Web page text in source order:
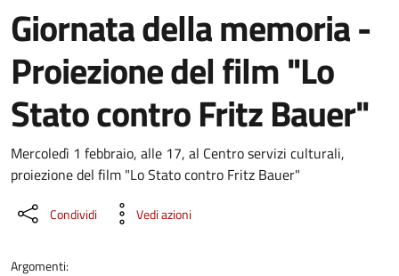
Giornata della memoria -
Proiezione del film "Lo
Stato contro Fritz Bauer"
Dettaglio dell'evento
Mercoledì 1 febbraio, alle 17, al Centro servizi culturali,
proiezione del film "Lo Stato contro Fritz Bauer"
Condividi Vedi azioni
Argomenti: